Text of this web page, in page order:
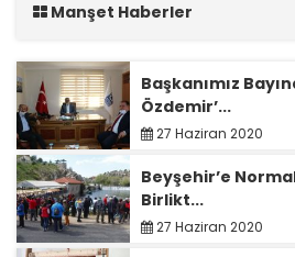
Manşet Haberler
Başkanımız
Özdemir’...
27 Haziran 2020
Beyşehir’e
Birlikt...
27 Haziran 2020